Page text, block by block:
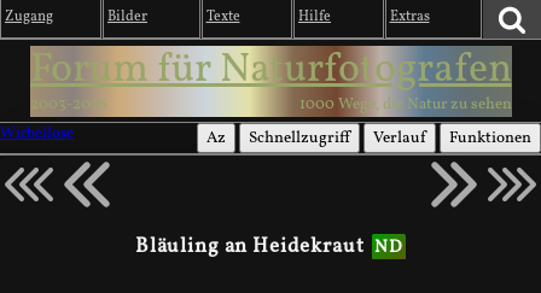
Zugang Bilder Texte Hilfe Extras
Forum für Naturfotografen
2003-2026
1000 Wege, die Natur zu sehen
Wirbellose
Az Schnellzugriff Verlauf Funktionen
Bläuling an Heidekraut